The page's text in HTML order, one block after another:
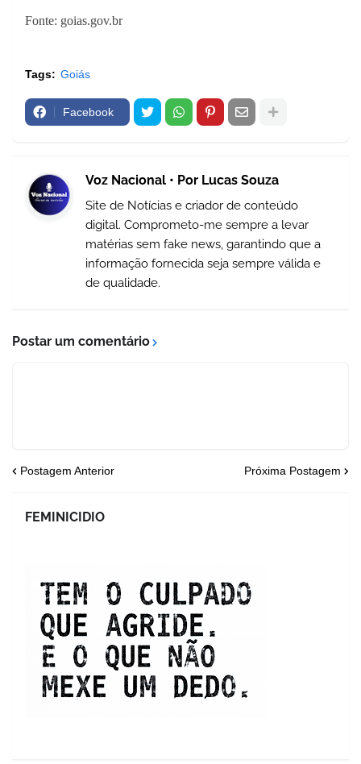
Fonte: goias.gov.br
Tags: Goiás
Facebook
Voz Nacional • Por Lucas Souza
Site de Notícias e criador de conteúdo
digital. Comprometo-me sempre a levar
matérias sem fake news, garantindo que a
informação fornecida seja sempre válida e
de qualidade.
Postar um comentário
Postagem Anterior Próxima Postagem
FEMINICIDIO